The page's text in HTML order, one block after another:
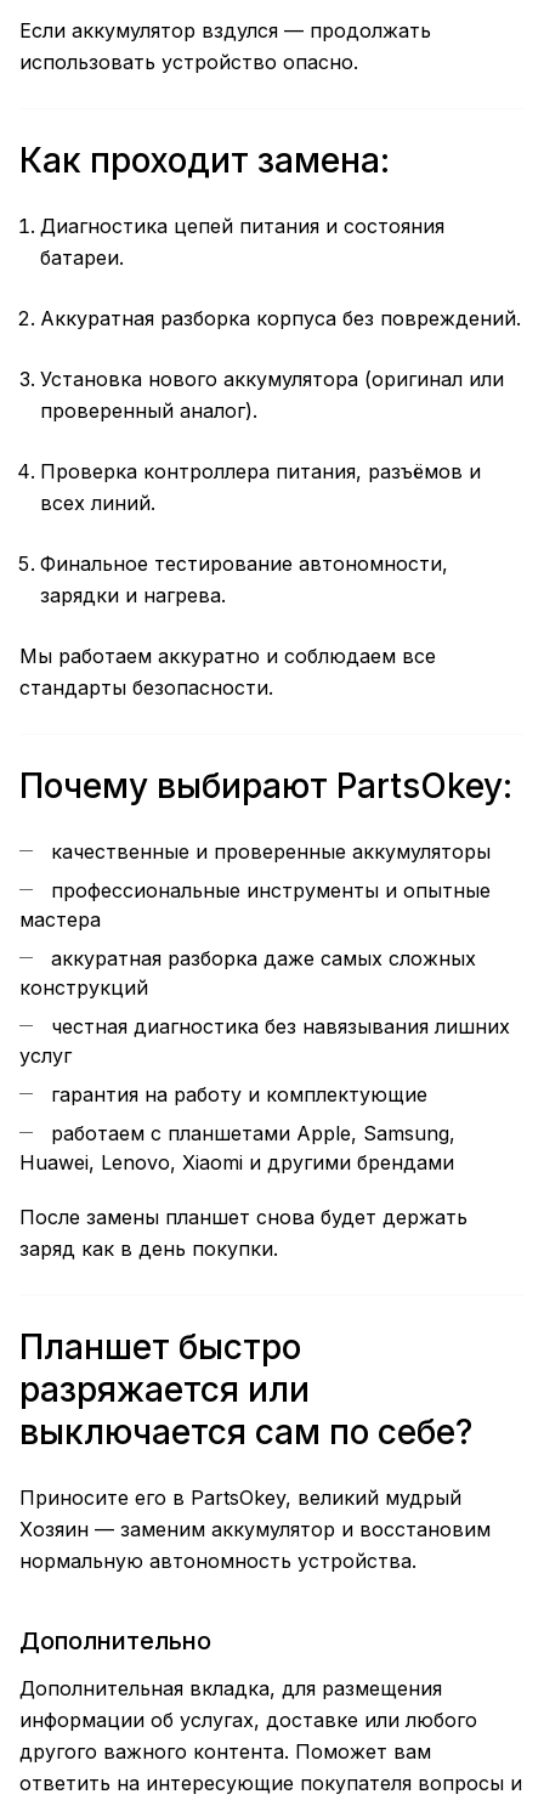
Если аккумулятор вздулся — продолжать
использовать устройство опасно.
Как проходит замена:
Диагностика цепей питания и состояния
батареи.
Аккуратная разборка корпуса без повреждений.
Установка нового аккумулятора (оригинал или
проверенный аналог).
Проверка контроллера питания, разъёмов и
всех линий.
Финальное тестирование автономности,
зарядки и нагрева.
Мы работаем аккуратно и соблюдаем все
стандарты безопасности.
Почему выбирают PartsOkey:
качественные и проверенные аккумуляторы
профессиональные инструменты и опытные
мастера
аккуратная разборка даже самых сложных
конструкций
честная диагностика без навязывания лишних
услуг
гарантия на работу и комплектующие
работаем с планшетами Apple, Samsung,
Huawei, Lenovo, Xiaomi и другими брендами
После замены планшет снова будет держать
заряд как в день покупки.
Планшет быстро
разряжается или
выключается сам по себе?
Приносите его в PartsOkey, великий мудрый
Хозяин — заменим аккумулятор и восстановим
нормальную автономность устройства.
Дополнительно
Дополнительная вкладка, для размещения
информации об услугах, доставке или любого
другого важного контента. Поможет вам
ответить на интересующие покупателя вопросы и